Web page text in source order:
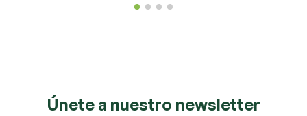
Únete a nuestro newsletter